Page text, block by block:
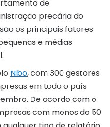
de
precária do
os principais fatores
e médias
Nibo, com 300 gestores
em todo o país
De acordo com o
com menos de 50